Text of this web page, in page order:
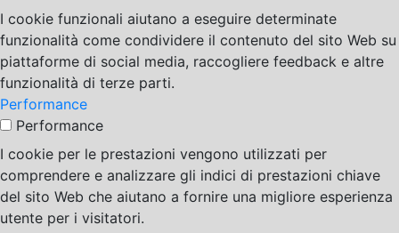
I cookie funzionali aiutano a eseguire determinate
funzionalità come condividere il contenuto del sito Web su
piattaforme di social media, raccogliere feedback e altre
funzionalità di terze parti.
Performance
Performance
I cookie per le prestazioni vengono utilizzati per
comprendere e analizzare gli indici di prestazioni chiave
del sito Web che aiutano a fornire una migliore esperienza
utente per i visitatori.